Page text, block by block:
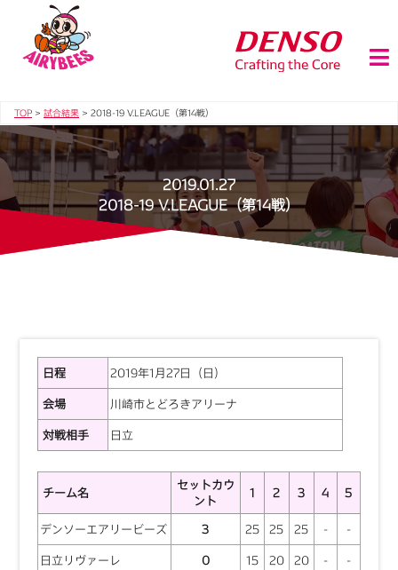
TOP > 試合結果 > 2018-19 V.LEAGUE（第14戦）
2019.01.27
2018-19 V.LEAGUE（第14戦）
日程
2019年1月27日（日）
会場
川崎市とどろきアリーナ
対戦相手
日立
チーム名
セットカウ
ント
1 2 3 4 5
デンソーエアリービーズ 3 25 25 25 -
-
日立リヴァーレ
0 15 20 20 - -